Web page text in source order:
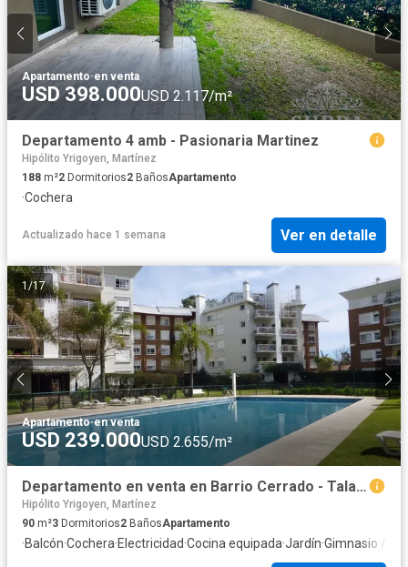
Apartamento·en venta
USD 398.000USD 2.117/m²
Departamento 4 amb - Pasionaria Martinez
Hipólito Yrigoyen, Martínez
188 m²2 Dormitorios2 BañosApartamento
·Cochera
Actualizado hace 1 semana Ver en detalle
1 /17
Apartamento·en venta
USD 239.000USD 2.655/m²
Departamento en venta en Barrio Cerrado - Talar De Martinez, 3 dormitorios, cochera
Hipólito Yrigoyen, Martínez
90 m²3 Dormitorios2 BañosApartamento
·Balcón·Cochera·Electricidad·Cocina equipada·Jardín·Gimnasio·